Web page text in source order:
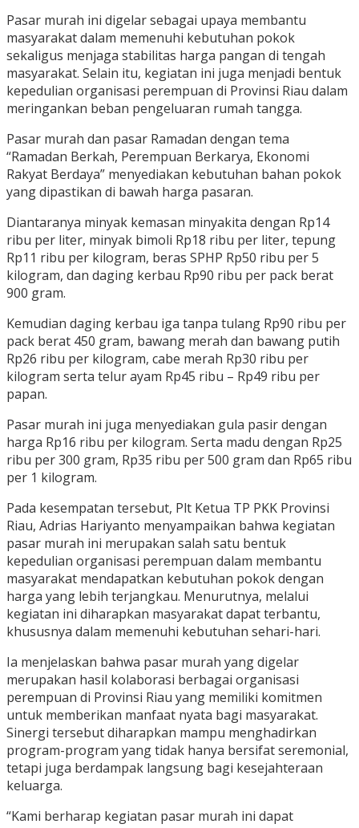
Pasar murah ini digelar sebagai upaya membantu
masyarakat dalam memenuhi kebutuhan pokok
sekaligus menjaga stabilitas harga pangan di tengah
masyarakat. Selain itu, kegiatan ini juga menjadi bentuk
kepedulian organisasi perempuan di Provinsi Riau dalam
meringankan beban pengeluaran rumah tangga.
Pasar murah dan pasar Ramadan dengan tema
“Ramadan Berkah, Perempuan Berkarya, Ekonomi
Rakyat Berdaya” menyediakan kebutuhan bahan pokok
yang dipastikan di bawah harga pasaran.
Diantaranya minyak kemasan minyakita dengan Rp14
ribu per liter, minyak bimoli Rp18 ribu per liter, tepung
Rp11 ribu per kilogram, beras SPHP Rp50 ribu per 5
kilogram, dan daging kerbau Rp90 ribu per pack berat
900 gram.
Kemudian daging kerbau iga tanpa tulang Rp90 ribu per
pack berat 450 gram, bawang merah dan bawang putih
Rp26 ribu per kilogram, cabe merah Rp30 ribu per
kilogram serta telur ayam Rp45 ribu – Rp49 ribu per
papan.
Pasar murah ini juga menyediakan gula pasir dengan
harga Rp16 ribu per kilogram. Serta madu dengan Rp25
ribu per 300 gram, Rp35 ribu per 500 gram dan Rp65 ribu
per 1 kilogram.
Pada kesempatan tersebut, Plt Ketua TP PKK Provinsi
Riau, Adrias Hariyanto menyampaikan bahwa kegiatan
pasar murah ini merupakan salah satu bentuk
kepedulian organisasi perempuan dalam membantu
masyarakat mendapatkan kebutuhan pokok dengan
harga yang lebih terjangkau. Menurutnya, melalui
kegiatan ini diharapkan masyarakat dapat terbantu,
khususnya dalam memenuhi kebutuhan sehari-hari.
Ia menjelaskan bahwa pasar murah yang digelar
merupakan hasil kolaborasi berbagai organisasi
perempuan di Provinsi Riau yang memiliki komitmen
untuk memberikan manfaat nyata bagi masyarakat.
Sinergi tersebut diharapkan mampu menghadirkan
program-program yang tidak hanya bersifat seremonial,
tetapi juga berdampak langsung bagi kesejahteraan
keluarga.
“Kami berharap kegiatan pasar murah ini dapat